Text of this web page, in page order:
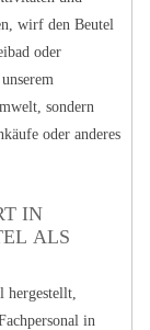
wirf den Beutel
oder
sondern
oder anderes
IN
ALS
hergestellt,
in